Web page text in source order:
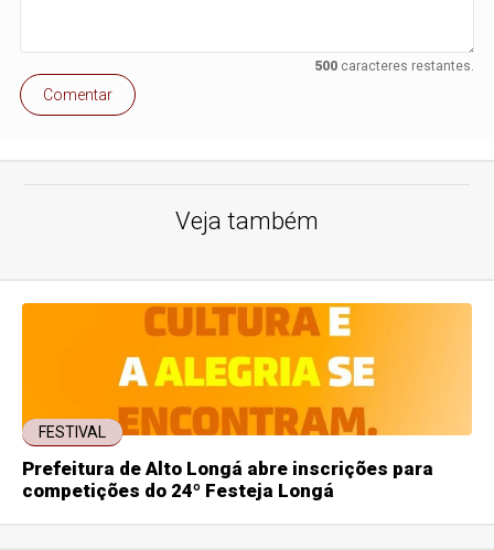
500caracteres restantes.
Comentar
Veja também
FESTIVAL
Prefeitura de Alto Longá abre inscrições para
competições do 24º Festeja Longá